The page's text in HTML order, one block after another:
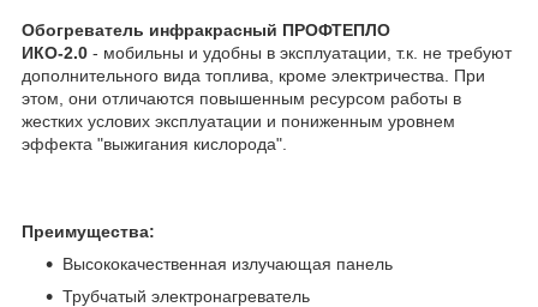
Обогреватель инфракрасный ПРОФТЕПЛО
ИКО-2.0 - мобильны и удобны в эксплуатации, т.к. не требуют
дополнительного вида топлива, кроме электричества. При
этом, они отличаются повышенным ресурсом работы в
жестких услових эксплуатации и пониженным уровнем
эффекта "выжигания кислорода".
Преимущества:
Высококачественная излучающая панель
Трубчатый электронагреватель